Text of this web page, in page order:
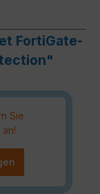
FortiGate-
Sie